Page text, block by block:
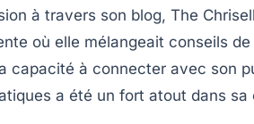
à travers son blog, The
où elle mélangeait conseils
capacité à connecter avec son
a été un fort atout dans sa